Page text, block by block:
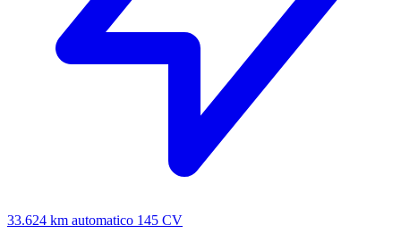
33.624 km automatico 145 CV